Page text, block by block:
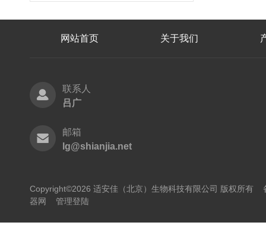
网站首页 关于我们
联系人
吕广
邮箱
lg@shianjia.net
Copyright©2026 适安佳（北京）生物科技有限公司 版权所有
器网
管理登陆